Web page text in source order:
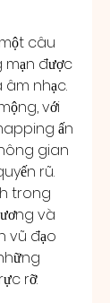
câu
mạn được
âm nhạc.
với
ấn
gian
rũ.
trong
và
vũ đạo
rỡ.